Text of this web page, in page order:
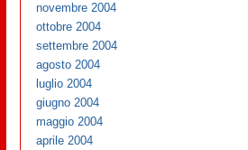
novembre 2004
ottobre 2004
settembre 2004
agosto 2004
luglio 2004
giugno 2004
maggio 2004
aprile 2004